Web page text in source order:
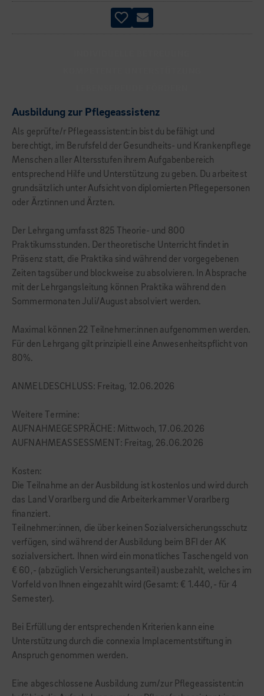
Ausbildung zur Pflegeassistenz
Als geprüfte/r Pflegeassistent:in bist du befähigt und
berechtigt, im Berufsfeld der Gesundheits- und Krankenpflege
Menschen aller Altersstufen ihrem Aufgabenbereich
entsprechend Hilfe und Unterstützung zu geben. Du arbeitest
grundsätzlich unter Aufsicht von diplomierten Pflegepersonen
oder Ärztinnen und Ärzten.
Der Lehrgang umfasst 825 Theorie- und 800
Praktikumsstunden. Der theoretische Unterricht findet in
Präsenz statt, die Praktika sind während der vorgegebenen
Zeiten tagsüber und blockweise zu absolvieren. In Absprache
mit der Lehrgangsleitung können Praktika während den
Sommermonaten Juli/August absolviert werden.
Maximal können 22 Teilnehmer:innen aufgenommen werden.
Für den Lehrgang gilt prinzipiell eine Anwesenheitspflicht von
80%.
ANMELDESCHLUSS: Freitag, 12.06.2026
Weitere Termine:
AUFNAHMEGESPRÄCHE: Mittwoch, 17.06.2026
AUFNAHMEASSESSMENT: Freitag, 26.06.2026
Kosten:
Die Teilnahme an der Ausbildung ist kostenlos und wird durch
das Land Vorarlberg und die Arbeiterkammer Vorarlberg
finanziert.
Teilnehmer:innen, die über keinen Sozialversicherungsschutz
verfügen, sind während der Ausbildung beim BFI der AK
sozialversichert. Ihnen wird ein monatliches Taschengeld von
€ 60,- (abzüglich Versicherungsanteil) ausbezahlt, welches im
Vorfeld von Ihnen eingezahlt wird (Gesamt: € 1.440,- für 4
Semester).
Bei Erfüllung der entsprechenden Kriterien kann eine
Unterstützung durch die connexia Implacementstiftung in
Anspruch genommen werden.
Eine abgeschlossene Ausbildung zum/zur Pflegeassistent:in